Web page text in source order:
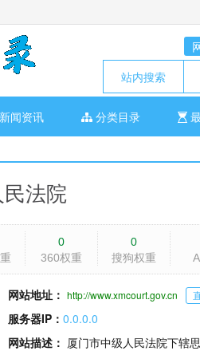
站内搜索
新闻资讯 分类目录
法院
0
360权重
0
搜狗权重
网站地址： http://www.xmcourt.gov.cn
服务器IP： 0.0.0.0
网站描述： 厦门市中级人民法院下辖